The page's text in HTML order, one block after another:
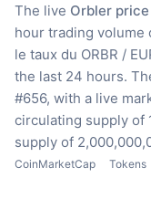
The live Orbler
hour trading volume
le taux du ORBR /
the last 24 hours.
#656, with a live
circulating supply of
supply of
CoinMarketCap Tokens